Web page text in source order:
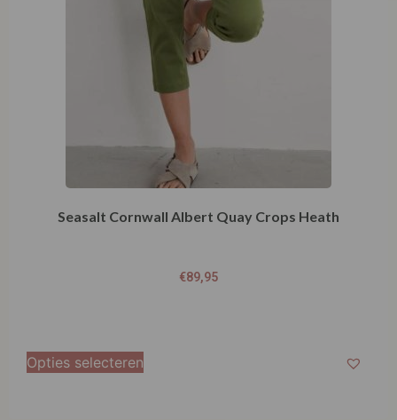
Seasalt Cornwall Albert Quay Crops Heath
€89,95
Opties selecteren